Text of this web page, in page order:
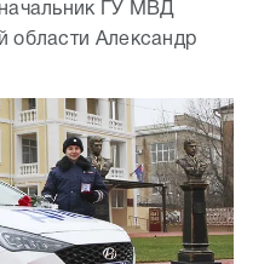
начальник ГУ МВД
области Александр